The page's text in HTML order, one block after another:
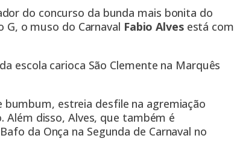
do concurso da bunda mais bonita do
G, o muso do Carnaval Fabio Alvesestá com
escola carioca São Clemente na Marquês
bumbum, estreia desfile na agremiação
Além disso, Alves, que também é
da Onça na Segunda de Carnaval no